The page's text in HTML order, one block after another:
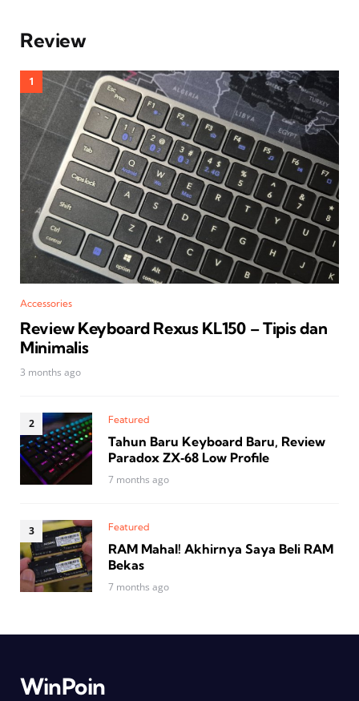
Review
Accessories
Review Keyboard Rexus KL150 – Tipis dan
Minimalis
3 months ago
Featured
Tahun Baru Keyboard Baru, Review
Paradox ZX‑68 Low Profile
7 months ago
Featured
RAM Mahal! Akhirnya Saya Beli RAM
Bekas
7 months ago
WinPoin